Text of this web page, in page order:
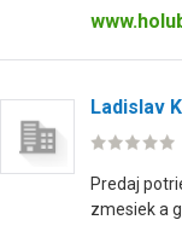
Ladislav
Predaj
zmesiek a